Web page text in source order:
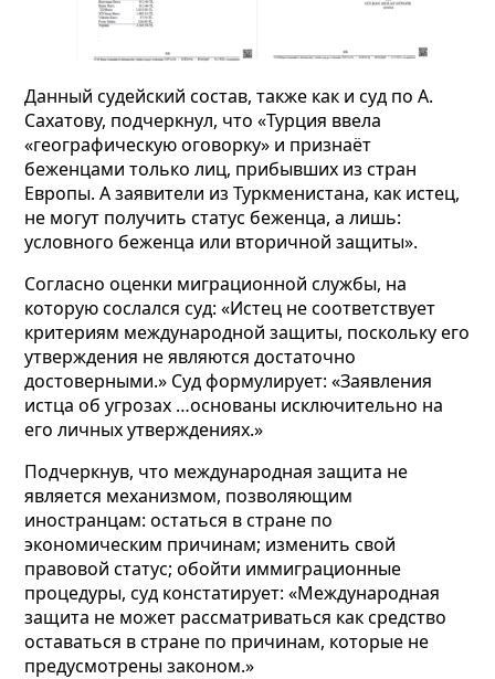
Данный судейский состав, также как и суд по А.
Сахатову, подчеркнул, что «Турция ввела
«географическую оговорку» и признаёт
беженцами только лиц, прибывших из стран
Европы. А заявители из Туркменистана, как истец,
не могут получить статус беженца, а лишь:
условного беженца или вторичной защиты».
Согласно оценки миграционной службы, на
которую сослался суд: «Истец не соответствует
критериям международной защиты, поскольку его
утверждения не являются достаточно
достоверными.» Суд формулирует: «Заявления
истца об угрозах …основаны исключительно на
его личных утверждениях.»
Подчеркнув, что международная защита не
является механизмом, позволяющим
иностранцам: остаться в стране по
экономическим причинам; изменить свой
правовой статус; обойти иммиграционные
процедуры, суд констатирует: «Международная
защита не может рассматриваться как средство
оставаться в стране по причинам, которые не
предусмотрены законом.»